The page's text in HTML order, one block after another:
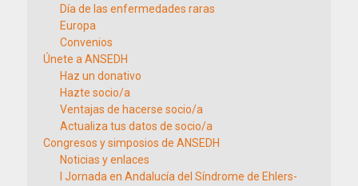
Día de las enfermedades raras
Europa
Convenios
Únete a ANSEDH
Haz un donativo
Hazte socio/a
Ventajas de hacerse socio/a
Actualiza tus datos de socio/a
Congresos y simposios de ANSEDH
Noticias y enlaces
I Jornada en Andalucía del Síndrome de Ehlers-